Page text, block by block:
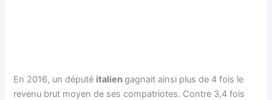
En 2016, un député italiengagnait ainsi plus de 4 fois le
revenu brut moyen de ses compatriotes. Contre 3,4 fois